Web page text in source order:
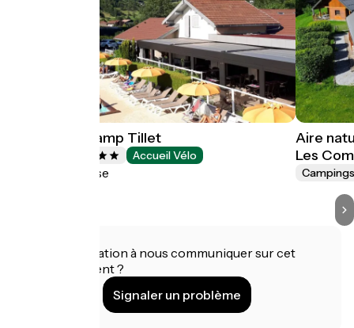
Camping Champ Tillet
Accueil Vélo
Val de Chaise
Aire
Les
Une information à nous communiquer sur cet
établissement ?
Signaler un problème